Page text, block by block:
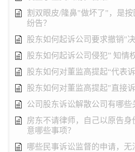
割双眼皮/隆鼻"做坏了"，是
纷告？
股东如何起诉公司要求撤销"决
股东如何起诉公司侵犯” 知情权
股东如何对董监高提起“代表
股东如何对董监高提起"直接诉
公司股东诉讼解散公司有哪些
房东不请律师，自己以原告
意哪些事项？
哪些民事诉讼监督的申请，无